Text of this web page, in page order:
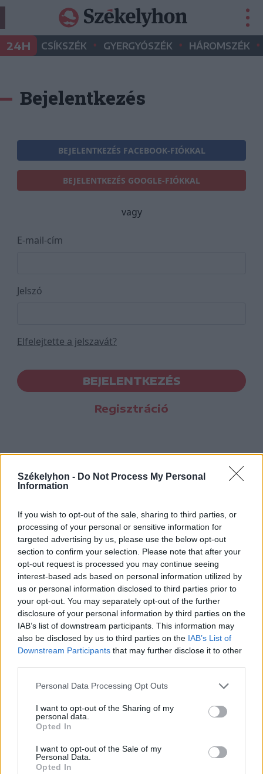
Székelyhon - Do Not Process My Personal
Information
If you wish to opt-out of the sale, sharing to third parties, or
processing of your personal or sensitive information for
targeted advertising by us, please use the below opt-out
section to confirm your selection. Please note that after your
opt-out request is processed you may continue seeing
interest-based ads based on personal information utilized by
us or personal information disclosed to third parties prior to
your opt-out. You may separately opt-out of the further
disclosure of your personal information by third parties on the
IAB’s list of downstream participants. This information may
also be disclosed by us to third parties on the IAB’s List of
Downstream Participants that may further disclose it to other
Personal Data Processing Opt Outs
I want to opt-out of the Sharing of my
personal data.
Opted In
I want to opt-out of the Sale of my
Personal Data.
Opted In
24H CSÍKSZÉK • GYERGYÓSZÉK • HÁROMSZÉK •
Bejelentkezés
BEJELENTKEZÉS FACEBOOK-FIÓKKAL
BEJELENTKEZÉS GOOGLE-FIÓKKAL
vagy
E-mail-cím
Jelszó
Elfelejtette a jelszavát?
BEJELENTKEZÉS
Regisztráció
Hasznos
Impresszum
Szerzői jogok
Adatvédelmi tájékoztató
Cookie-kezelési tájékoztató
Hozzászólási szabályzat
Nyomtatott lapjaink archívuma
Székely Hírmondó archívuma
Sütibeállítások